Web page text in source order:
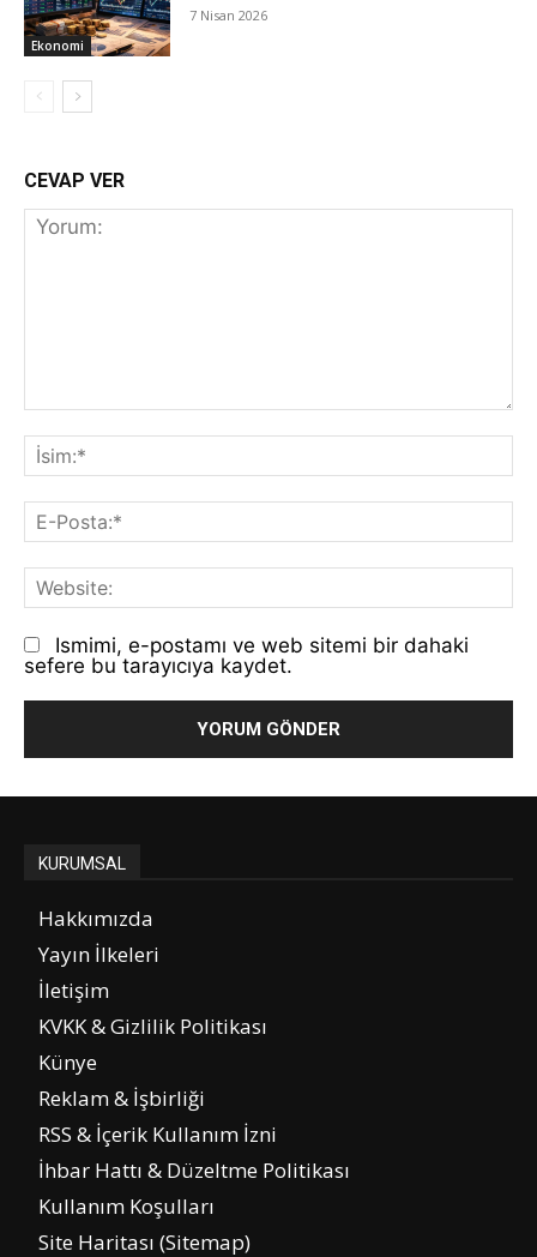
Ekonomi
7 Nisan 2026
CEVAP VER
Ismimi, e-postamı ve web sitemi bir dahaki
sefere bu tarayıcıya kaydet.
KURUMSAL
Hakkımızda
Yayın İlkeleri
İletişim
KVKK & Gizlilik Politikası
Künye
Reklam & İşbirliği
RSS & İçerik Kullanım İzni
İhbar Hattı & Düzeltme Politikası
Kullanım Koşulları
Site Haritası (Sitemap)